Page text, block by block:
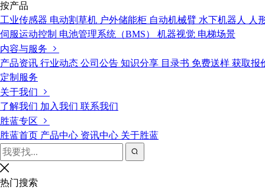
按产品
工业传感器 电动割草机 户外储能柜 自动机械臂 水下机器人
人
伺服运动控制 电池管理系统（BMS） 机器视觉 电梯场景
内容与服务
产品资讯 行业动态 公司公告 知识分享 目录书 免费送样 获取报
定制服务
关于我们
了解我们 加入我们 联系我们
胜蓝专区
胜蓝首页 产品中心 资讯中心 关于胜蓝
热门搜索